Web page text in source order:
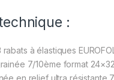
:
rabats à élastiques
7/10ème format